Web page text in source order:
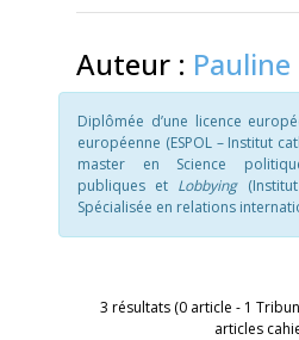
Auteur :
Diplômée d’une licence
européenne (ESPOL – Institut
master en Science
publiques et Lobbying(Institut
Spécialisée en relations
3 résultats (0 article - 1
articles